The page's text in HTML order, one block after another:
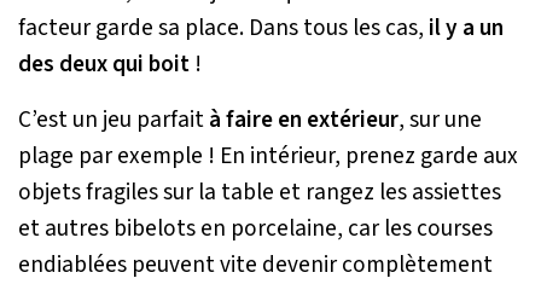
facteur garde sa place. Dans tous les cas, il y a un
des deux qui boit !
C’est un jeu parfaità faire en extérieur, sur une
plage par exemple ! En intérieur, prenez garde aux
objets fragiles sur la table et rangez les assiettes
et autres bibelots en porcelaine, car les courses
endiablées peuvent vite devenir complètement